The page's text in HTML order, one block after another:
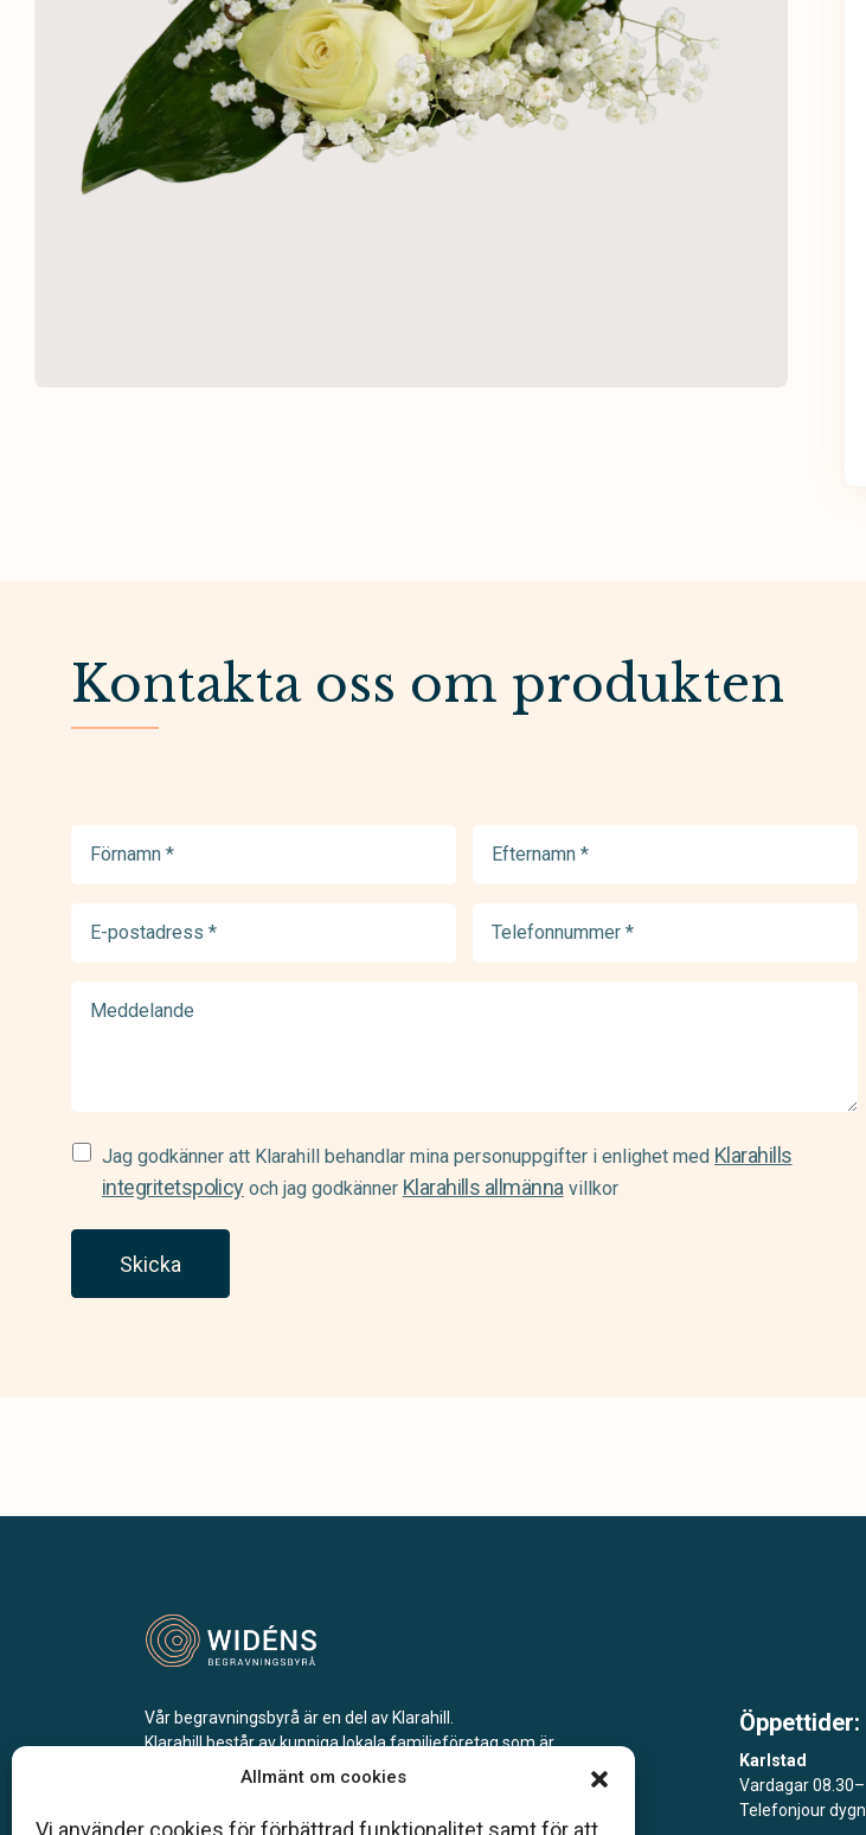
Allmänt om cookies
Vi använder cookies för förbättrad funktionalitet samt för att
Kontakta oss om produkten
postadress
Samtycke
(Required)
Jag godkänner att Klarahill behandlar mina personuppgifter i enlighet med Klarahills
integritetspolicyoch jag godkänner Klarahills allmännavillkor
Skicka
Vår begravningsbyrå är en del av Klarahill.
Klarahill består av kunniga lokala familjeföretag som är
auktoriserade inom Sveriges begravningsbyråers
när det gäller bemötande och när vi utformar
Öppettider:
Karlstad
Vardagar
Telefonjour